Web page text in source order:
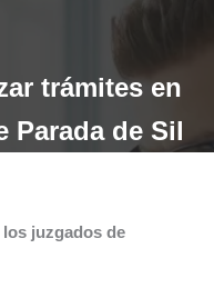
trámites en
Parada de Sil
juzgados de